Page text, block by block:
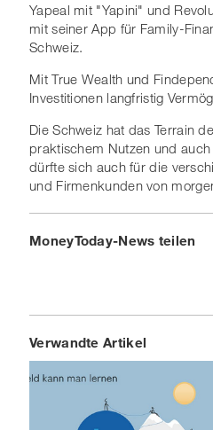
Yapeal mit "Yapini" und
mit seiner App für Family-
Schweiz.
Mit True Wealth und
Investitionen langfristig
Die Schweiz hat das Terrain
praktischem Nutzen und
dürfte sich auch für die
und Firmenkunden von
MoneyToday-News teilen
Verwandte Artikel